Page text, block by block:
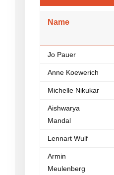
Name
Jo Pauer
Anne Koewerich
Michelle Nikukar
Aishwarya
Mandal
Lennart Wulf
Armin
Meulenberg